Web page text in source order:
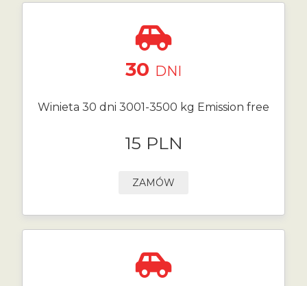
30 DNI
Winieta 30 dni 3001-3500 kg Emission free
15 PLN
ZAMÓW